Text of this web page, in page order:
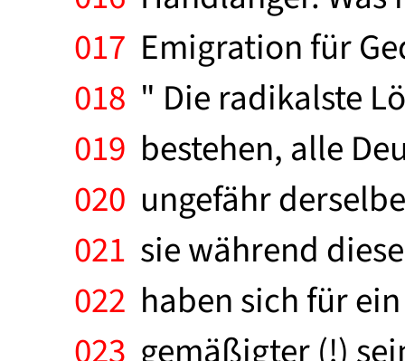
017 Emigration für
018 " Die radikalste
019 bestehen, alle
020 ungefähr
021 sie während
022 haben sich für